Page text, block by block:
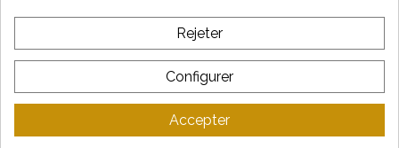
l'acceptez.
A PROPOS DE VINTAGE
SERVICE CLIENT
Rejeter
Configurer
Accepter